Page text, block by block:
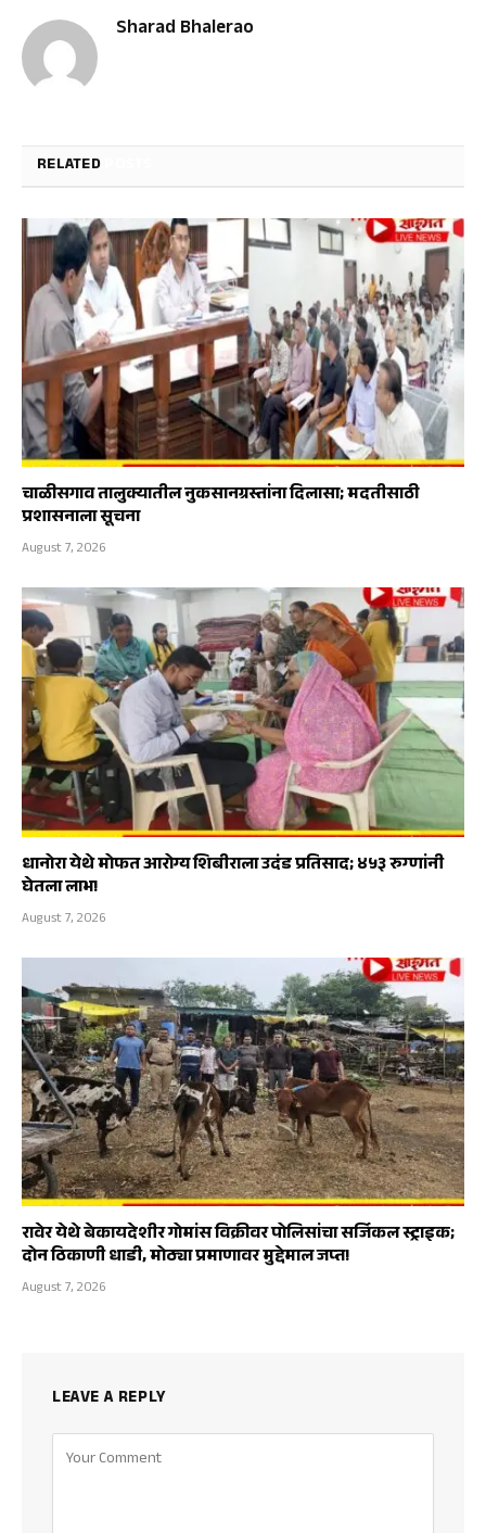
Sharad Bhalerao
RELATED
चाळीसगाव तालुक्यातील नुकसानग्रस्तांना दिलासा; मदतीसाठी
प्रशासनाला सूचना
August 7, 2026
धानोरा येथे मोफत आरोग्य शिबीराला उदंड प्रतिसाद; ४५३ रुग्णांनी
घेतला लाभ!
August 7, 2026
रावेर येथे बेकायदेशीर गोमांस विक्रीवर पोलिसांचा सर्जिकल स्ट्राइक;
दोन ठिकाणी धाडी, मोठ्या प्रमाणावर मुद्देमाल जप्त!
August 7, 2026
LEAVE A REPLY